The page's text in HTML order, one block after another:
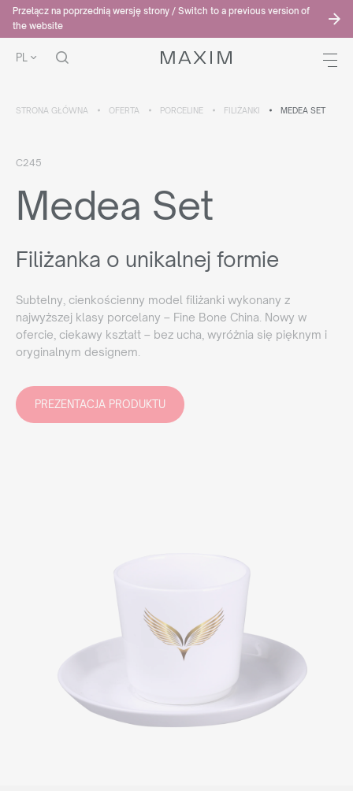
Przełącz na poprzednią wersję strony / Switch to a previous version of
the website
PL
STRONA GŁÓWNA OFERTA PORCELINE FILIŻANKI MEDEA SET
C245
Medea Set
Filiżanka o unikalnej formie
Subtelny, cienkościenny model filiżanki wykonany z
najwyższej klasy porcelany – Fine Bone China. Nowy w
ofercie, ciekawy kształt – bez ucha, wyróżnia się pięknym i
oryginalnym designem.
PREZENTACJA PRODUKTU